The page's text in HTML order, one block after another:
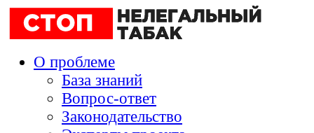
О проблеме
База знаний
Вопрос-ответ
Законодательство